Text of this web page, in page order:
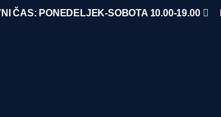
ČAS: PONEDELJEK-SOBOTA 10.00-19.00